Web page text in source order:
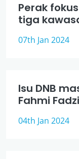
Perak
tiga
07th Jan 2024
Isu DNB
Fahmi
04th Jan 2024